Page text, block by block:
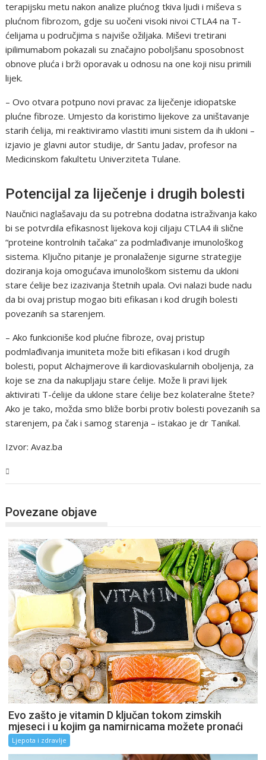
terapijsku metu nakon analize plućnog tkiva ljudi i miševa s
plućnom fibrozom, gdje su uočeni visoki nivoi CTLA4 na T-
ćelijama u područjima s najviše ožiljaka. Miševi tretirani
ipilimumabom pokazali su značajno poboljšanu sposobnost
obnove pluća i brži oporavak u odnosu na one koji nisu primili
lijek.
– Ovo otvara potpuno novi pravac za liječenje idiopatske
plućne fibroze. Umjesto da koristimo lijekove za uništavanje
starih ćelija, mi reaktiviramo vlastiti imuni sistem da ih ukloni –
izjavio je glavni autor studije, dr Santu Jadav, profesor na
Medicinskom fakultetu Univerziteta Tulane.
Potencijal za liječenje i drugih bolesti
Naučnici naglašavaju da su potrebna dodatna istraživanja kako
bi se potvrdila efikasnost lijekova koji ciljaju CTLA4 ili slične
“proteine kontrolnih tačaka” za podmlađivanje imunološkog
sistema. Ključno pitanje je pronalaženje sigurne strategije
doziranja koja omogućava imunološkom sistemu da ukloni
stare ćelije bez izazivanja štetnih upala. Ovi nalazi bude nadu
da bi ovaj pristup mogao biti efikasan i kod drugih bolesti
povezanih sa starenjem.
– Ako funkcioniše kod plućne fibroze, ovaj pristup
podmlađivanja imuniteta može biti efikasan i kod drugih
bolesti, poput Alchajmerove ili kardiovaskularnih oboljenja, za
koje se zna da nakupljaju stare ćelije. Može li pravi lijek
aktivirati T-ćelije da uklone stare ćelije bez kolateralne štete?
Ako je tako, možda smo bliže borbi protiv bolesti povezanih sa
starenjem, pa čak i samog starenja – istakao je dr Tanikal.
Izvor: Avaz.ba
Povezane objave
Evo zašto je vitamin D ključan tokom zimskih
mjeseci i u kojim ga namirnicama možete pronaći
Ljepota i zdravlje